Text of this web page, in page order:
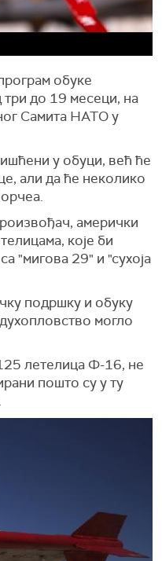
обуке
три до 19 месеци, на
Самита НАТО у
у обуци, већ ће
али да ће неколико
амерички
које би
"мигова 29" и "сухоја
подршку и обуку
могло
летелица Ф-16, не
пошто су у ту